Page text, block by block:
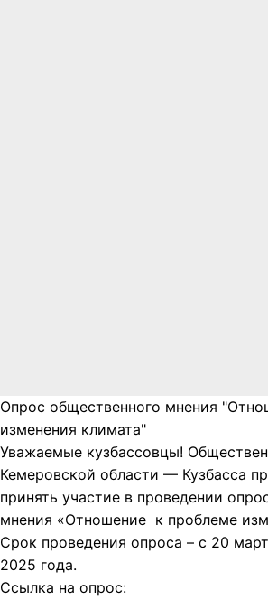
Опрос общественного мнения
изменения климата"
Уважаемые кузбассовцы!
Кемеровской области — Кузбасса
принять участие в проведении
мнения «Отношение к проблеме
Срок проведения опроса – с 20
2025 года.
Ссылка на опрос: